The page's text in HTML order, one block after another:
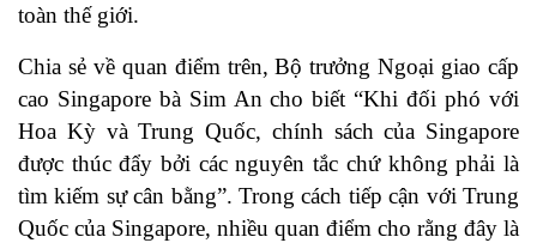
toàn thế giới.
Chia sẻ về quan điểm trên, Bộ trưởng Ngoại giao cấp
cao Singapore bà Sim An cho biết “Khi đối phó với
Hoa Kỳ và Trung Quốc, chính sách của Singapore
được thúc đẩy bởi các nguyên tắc chứ không phải là
tìm kiếm sự cân bằng”. Trong cách tiếp cận với Trung
Quốc của Singapore, nhiều quan điểm cho rằng đây là